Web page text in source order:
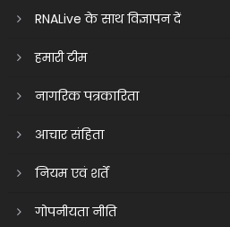
RNALive के साथ विज्ञापन दें
हमारी टीम
नागरिक पत्रकारिता
आचार संहिता
नियम एवं शर्तें
गोपनीयता नीति